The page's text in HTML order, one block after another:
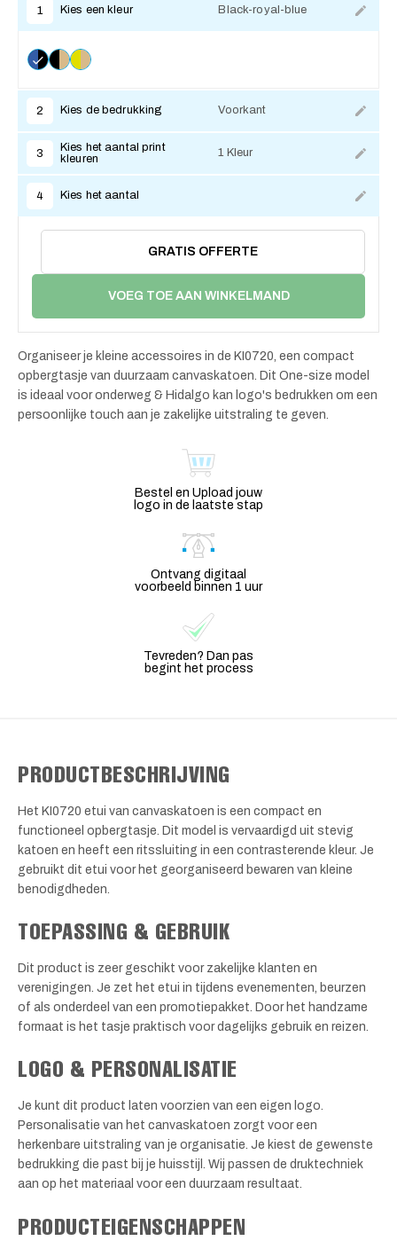
1 Kies een kleur Black-royal-blue
2 Kies de bedrukking Voorkant
3
Kies het aantal print
kleuren
1 Kleur
4 Kies het aantal
GRATIS OFFERTE
VOEG TOE AAN WINKELMAND
Organiseer je kleine accessoires in de KI0720, een compact
opbergtasje van duurzaam canvaskatoen. Dit One-size model
is ideaal voor onderweg & Hidalgo kan logo's bedrukken om een
persoonlijke touch aan je zakelijke uitstraling te geven.
Bestel en Upload jouw
logo in de laatste stap
Ontvang digitaal
voorbeeld binnen 1 uur
Tevreden? Dan pas
begint het process
PRODUCTBESCHRIJVING
Het KI0720 etui van canvaskatoen is een compact en
functioneel opbergtasje. Dit model is vervaardigd uit stevig
katoen en heeft een ritssluiting in een contrasterende kleur. Je
gebruikt dit etui voor het georganiseerd bewaren van kleine
benodigdheden.
TOEPASSING & GEBRUIK
Dit product is zeer geschikt voor zakelijke klanten en
verenigingen. Je zet het etui in tijdens evenementen, beurzen
of als onderdeel van een promotiepakket. Door het handzame
formaat is het tasje praktisch voor dagelijks gebruik en reizen.
LOGO & PERSONALISATIE
Je kunt dit product laten voorzien van een eigen logo.
Personalisatie van het canvaskatoen zorgt voor een
herkenbare uitstraling van je organisatie. Je kiest de gewenste
bedrukking die past bij je huisstijl. Wij passen de druktechniek
aan op het materiaal voor een duurzaam resultaat.
PRODUCTEIGENSCHAPPEN